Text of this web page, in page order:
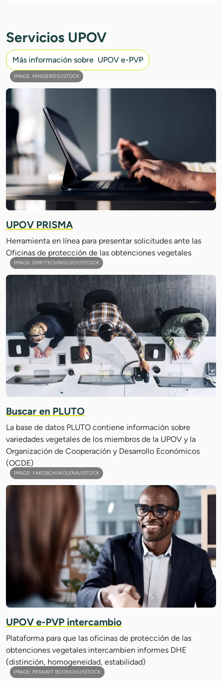
Servicios UPOV
Más información sobre UPOV e-PVP
IMAGE: MINISERIES/ISTOCK
UPOV PRISMA
Herramienta en línea para presentar solicitudes ante las
Oficinas de protección de las obtenciones vegetales
IMAGE: DMP/TECHNOLOGY/ISTOCK
Buscar en PLUTO
La base de datos PLUTO contiene información sobre
variedades vegetales de los miembros de la UPOV y la
Organización de Cooperación y Desarrollo Económicos
(OCDE)
IMAGE: YAKOBCHUKOLENA/ISTOCK
UPOV e-PVP intercambio
Plataforma para que las oficinas de protección de las
obtenciones vegetales intercambien informes DHE
(distinción, homogeneidad, estabilidad)
IMAGE: PERAWIT BOONCHU/ISTOCK